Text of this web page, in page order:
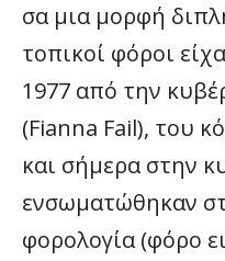
σα μια μορφή
τοπικοί φόροι
1977 από την
(Fianna Fail), του
και σήμερα στην
ενσωματώθηκαν
φορολογία (φόρο